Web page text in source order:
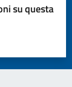
su questa